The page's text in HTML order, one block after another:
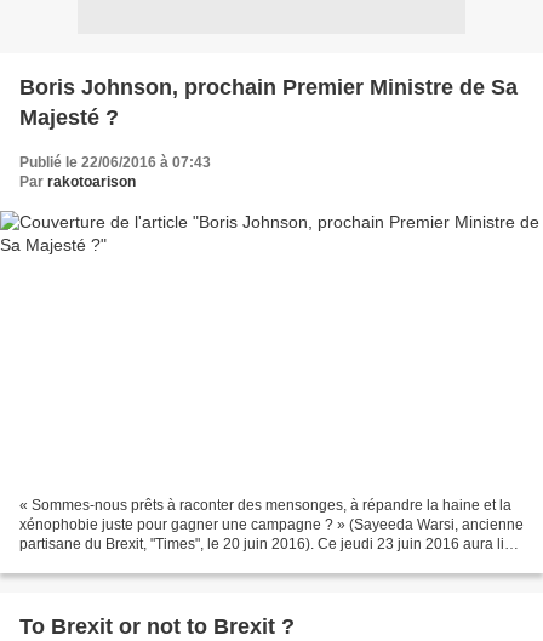
Boris Johnson, prochain Premier Ministre de Sa
Majesté ?
Publié le 22/06/2016 à 07:43
Par rakotoarison
« Sommes-nous prêts à raconter des mensonges, à répandre la haine et la
xénophobie juste pour gagner une campagne ? » (Sayeeda Warsi, ancienne
partisane du Brexit, "Times", le 20 juin 2016). Ce jeudi 23 juin 2016 aura lieu
To Brexit or not to Brexit ?